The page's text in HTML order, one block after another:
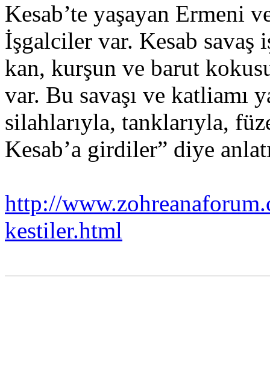
Kesab’te yaşayan Ermeni
İşgalciler var. Kesab savaş
kan, kurşun ve barut
var. Bu savaşı ve katliamı
silahlarıyla, tanklarıyla,
Kesab’a girdiler” diye
http://
kestiler.html